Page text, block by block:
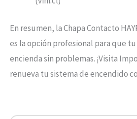
En resumen, la Chapa Contacto
es la opción profesional para que
encienda sin problemas. ¡Visita
renueva tu sistema de encendido